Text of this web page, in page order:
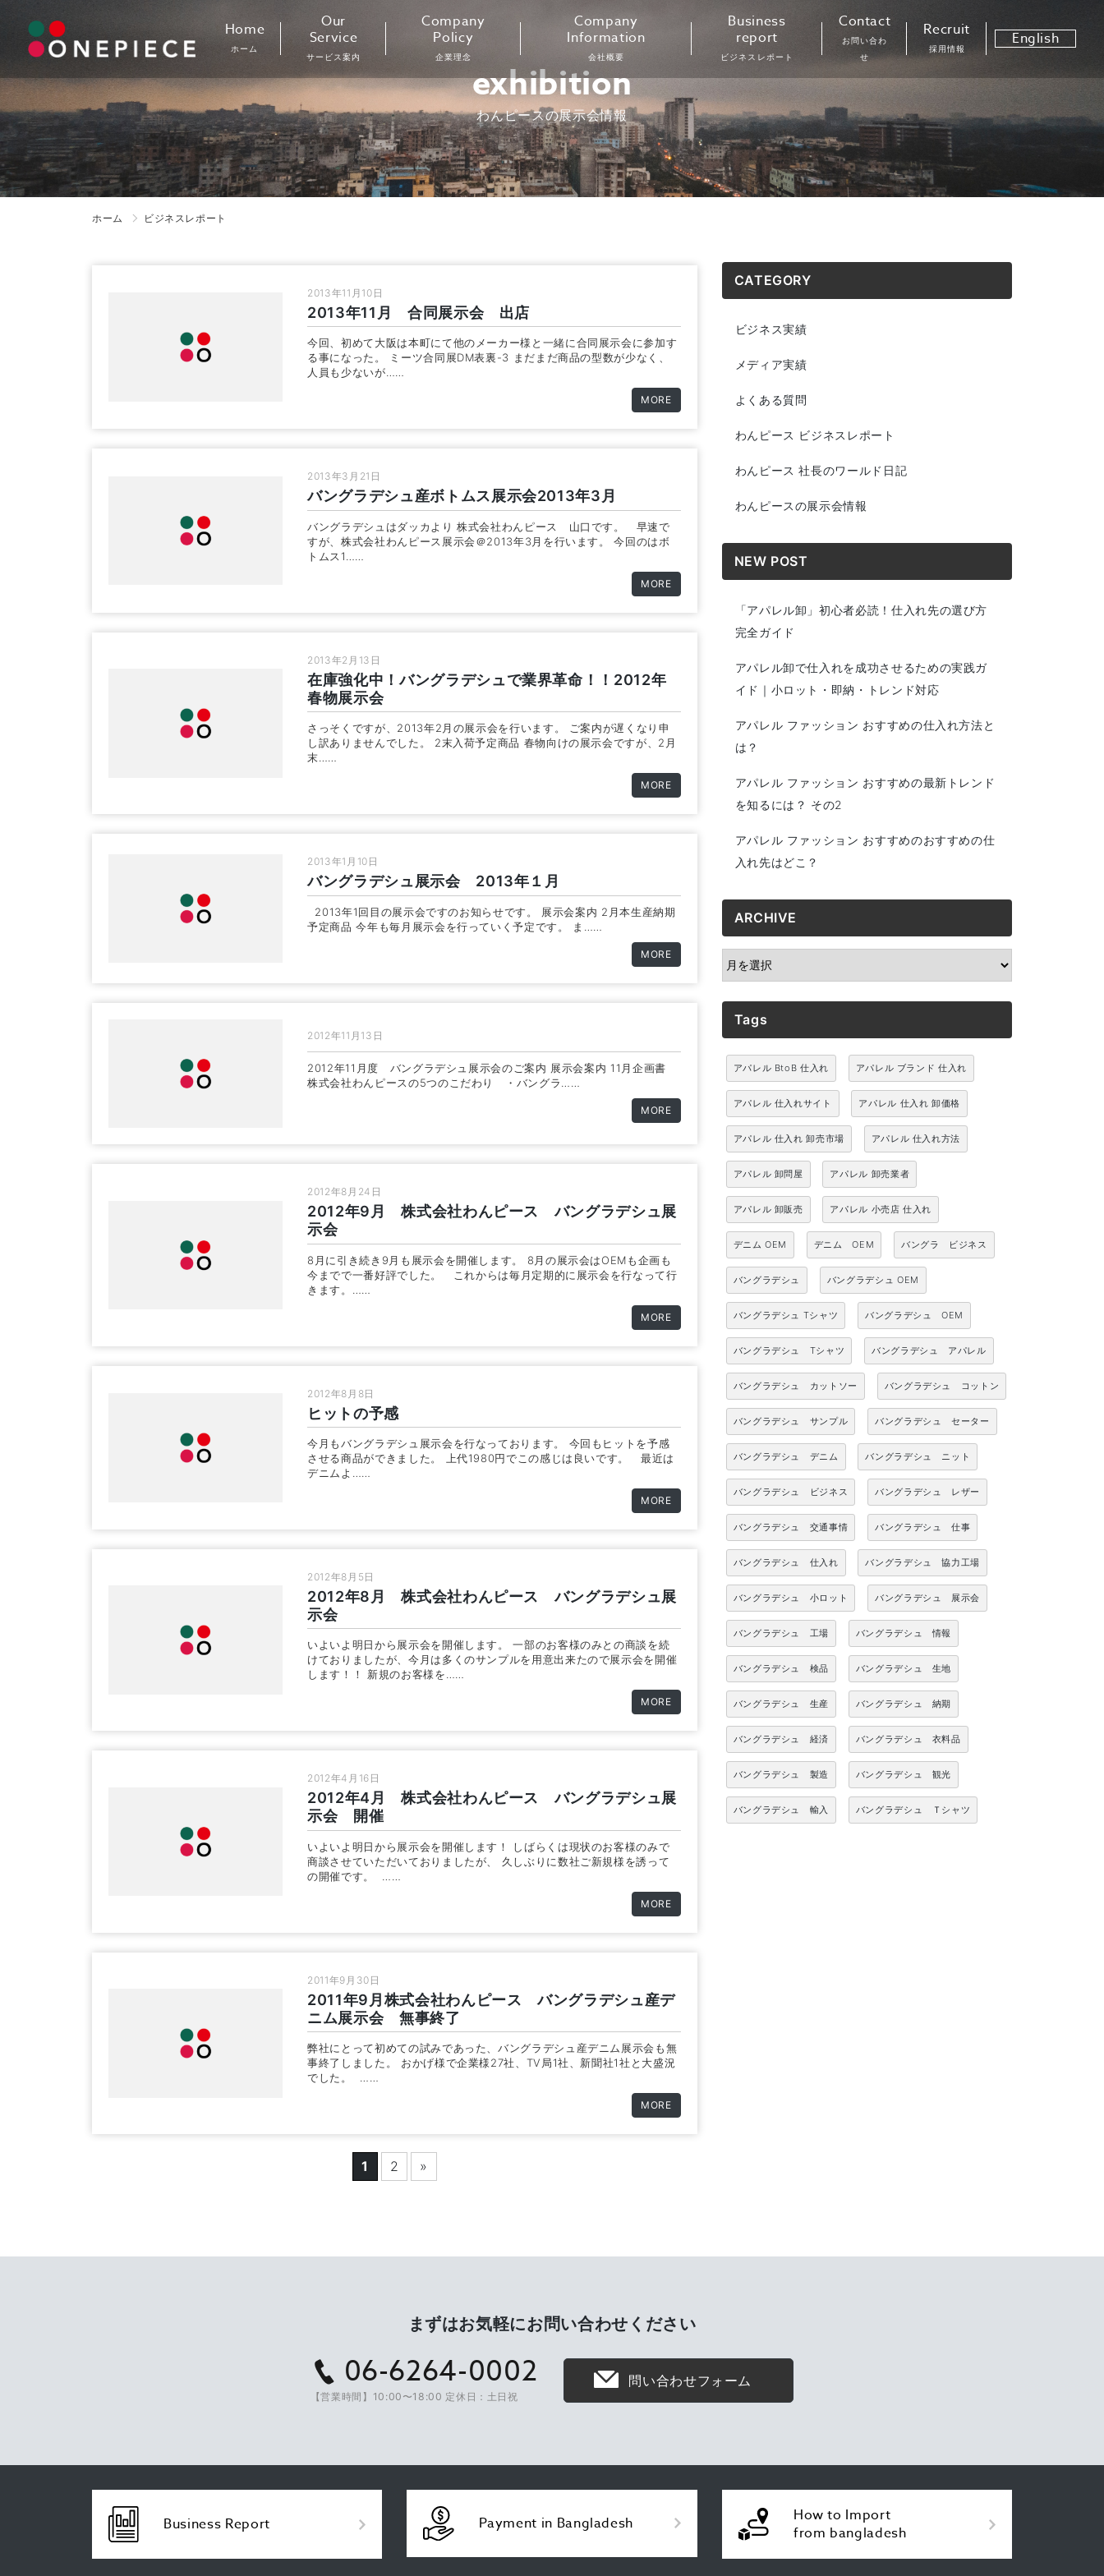
content
Home
ホーム
Our
Service
サービス案内
Company
Policy
企業理念
Company
Information
会社概要
Business
report
ビジネスレポート
Contact
お問い合わ
せ
Recruit
採用情報 English
exhibition
わんピースの展示会情報
ホーム ビジネスレポート
2013年11月10日
2013年11月 合同展示会 出店
今回、初めて大阪は本町にて他のメーカー様と一緒に合同展示会に参加す
る事になった。 ミーツ合同展DM表裏-3 まだまだ商品の型数が少なく、
人員も少ないが……
MORE
2013年3月21日
バングラデシュ産ボトムス展示会2013年3月
バングラデシュはダッカより 株式会社わんピース 山口です。 早速で
すが、株式会社わんピース展示会＠2013年3月を行います。 今回のはボ
トムス1……
MORE
2013年2月13日
在庫強化中！バングラデシュで業界革命！！2012年
春物展示会
さっそくですが、2013年2月の展示会を行います。 ご案内が遅くなり申
し訳ありませんでした。 2末入荷予定商品 春物向けの展示会ですが、2月
末……
MORE
2013年1月10日
バングラデシュ展示会 2013年１月
2013年1回目の展示会ですのお知らせです。 展示会案内 2月本生産納期
予定商品 今年も毎月展示会を行っていく予定です。 ま……
MORE
2012年11月13日
2012年11月度 バングラデシュ展示会のご案内 展示会案内 11月企画書
株式会社わんピースの5つのこだわり ・バングラ……
MORE
2012年8月24日
2012年9月 株式会社わんピース バングラデシュ展
示会
8月に引き続き9月も展示会を開催します。 8月の展示会はOEMも企画も
今までで一番好評でした。 これからは毎月定期的に展示会を行なって行
きます。……
MORE
2012年8月8日
ヒットの予感
今月もバングラデシュ展示会を行なっております。 今回もヒットを予感
させる商品ができました。 上代1980円でこの感じは良いです。 最近は
デニムよ……
MORE
2012年8月5日
2012年8月 株式会社わんピース バングラデシュ展
示会
いよいよ明日から展示会を開催します。 一部のお客様のみとの商談を続
けておりましたが、今月は多くのサンプルを用意出来たので展示会を開催
します！！ 新規のお客様を……
MORE
2012年4月16日
2012年4月 株式会社わんピース バングラデシュ展
示会 開催
いよいよ明日から展示会を開催します！ しばらくは現状のお客様のみで
商談させていただいておりましたが、 久しぶりに数社ご新規様を誘って
の開催です。 ……
MORE
2011年9月30日
2011年9月株式会社わんピース バングラデシュ産デ
ニム展示会 無事終了
弊社にとって初めての試みであった、バングラデシュ産デニム展示会も無
事終了しました。 おかげ様で企業様27社、TV局1社、新聞社1社と大盛況
でした。 ……
MORE
1 2 »
CATEGORY
ビジネス実績
メディア実績
よくある質問
わんピース ビジネスレポート
わんピース 社長のワールド日記
わんピースの展示会情報
NEW POST
「アパレル卸」初心者必読！仕入れ先の選び方
完全ガイド
アパレル卸で仕入れを成功させるための実践ガ
イド｜小ロット・即納・トレンド対応
アパレル ファッション おすすめの仕入れ方法と
は？
アパレル ファッション おすすめの最新トレンド
を知るには？ その2
アパレル ファッション おすすめのおすすめの仕
入れ先はどこ？
ARCHIVE
ARCHIVE
Tags
アパレル BtoB 仕入れ アパレル ブランド 仕入れ
アパレル 仕入れサイト アパレル 仕入れ 卸価格
アパレル 仕入れ 卸売市場 アパレル 仕入れ方法
アパレル 卸問屋 アパレル 卸売業者
アパレル 卸販売 アパレル 小売店 仕入れ
デニム OEM デニム OEM バングラ ビジネス
バングラデシュ バングラデシュ OEM
バングラデシュ Tシャツ バングラデシュ OEM
バングラデシュ Tシャツ バングラデシュ アパレル
バングラデシュ カットソー バングラデシュ コットン
バングラデシュ サンプル バングラデシュ セーター
バングラデシュ デニム バングラデシュ ニット
バングラデシュ ビジネス バングラデシュ レザー
バングラデシュ 交通事情 バングラデシュ 仕事
バングラデシュ 仕入れ バングラデシュ 協力工場
バングラデシュ 小ロット バングラデシュ 展示会
バングラデシュ 工場 バングラデシュ 情報
バングラデシュ 検品 バングラデシュ 生地
バングラデシュ 生産 バングラデシュ 納期
バングラデシュ 経済 バングラデシュ 衣料品
バングラデシュ 製造 バングラデシュ 観光
バングラデシュ 輸入 バングラデシュ Ｔシャツ
まずはお気軽にお問い合わせください
06-6264-0002
【営業時間】10:00〜18:00 定休日：土日祝
問い合わせフォーム
Business Report Payment in Bangladesh
How to Import
from bangladesh